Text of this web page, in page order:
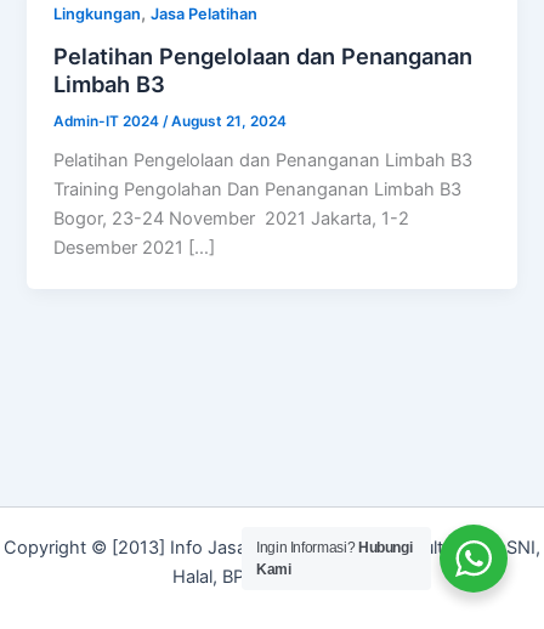
Lingkungan,Jasa Pelatihan
Pelatihan Pengelolaan dan Penanganan
Limbah B3
Admin-IT 2024 /August 21, 2024
Pelatihan Pengelolaan dan Penanganan Limbah B3
Training Pengolahan Dan Penanganan Limbah B3
Bogor, 23-24 November 2021 Jakarta, 1-2
Desember 2021 […]
Copyright © [2013] Info Jasa | Layanan Jasa Konsultan ISO, SNI,
Halal, BPOM dan Merek]
Ingin Informasi? Hubungi
Kami